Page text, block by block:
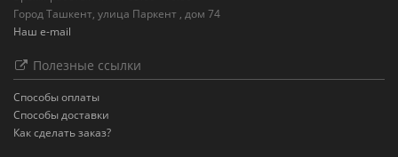
Город Ташкент, улица Паркент , дом 74
Наш e-mail
Полезные ссылки
Способы оплаты
Способы доставки
Как сделать заказ?